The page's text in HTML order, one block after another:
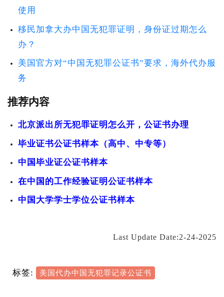
使用
移民加拿大办中国无犯罪证明，身份证过期怎么
办？
美国官方对“中国无犯罪公证书”要求，海外代办服
务
推荐内容
北京派出所无犯罪证明怎么开，公证书办理
毕业证书公证书样本（高中、中专等）
中国毕业证公证书样本
在中国的工作经验证明公证书样本
中国大学学士学位公证书样本
Last Update Date:2-24-2025
标签: 美国代办中国无犯罪记录公证书